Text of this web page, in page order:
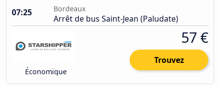
07:25
Bordeaux
Arrêt de bus Saint-Jean (Paludate)
Économique
57 €
Trouvez